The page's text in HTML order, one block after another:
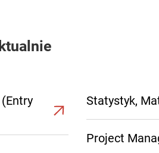
Statystyk,
Project